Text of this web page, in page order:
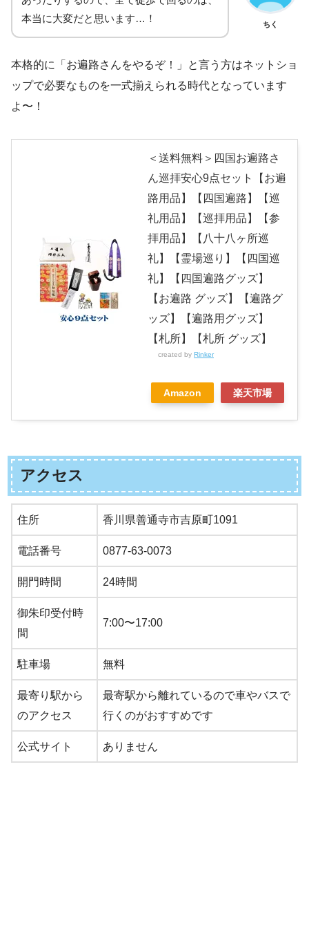
本当に大変だと思います…！
ちく
本格的に「お遍路さんをやるぞ！」と言う方はネットショ
ップで必要なものを一式揃えられる時代となっています
よ〜！
＜送料無料＞四国お遍路さ
ん巡拝安心9点セット【お遍
路用品】【四国遍路】【巡
礼用品】【巡拝用品】【参
拝用品】【八十八ヶ所巡
礼】【霊場巡り】【四国巡
礼】【四国遍路グッズ】
【お遍路 グッズ】【遍路グ
ッズ】【遍路用グッズ】
【札所】【札所 グッズ】
created by Rinker
Amazon 楽天市場
アクセス
住所 香川県善通寺市吉原町1091
電話番号 0877-63-0073
開門時間 24時間
御朱印受付時
間
7:00〜17:00
駐車場 無料
最寄り駅から
のアクセス
最寄駅から離れているので車やバスで
行くのがおすすめです
公式サイト ありません